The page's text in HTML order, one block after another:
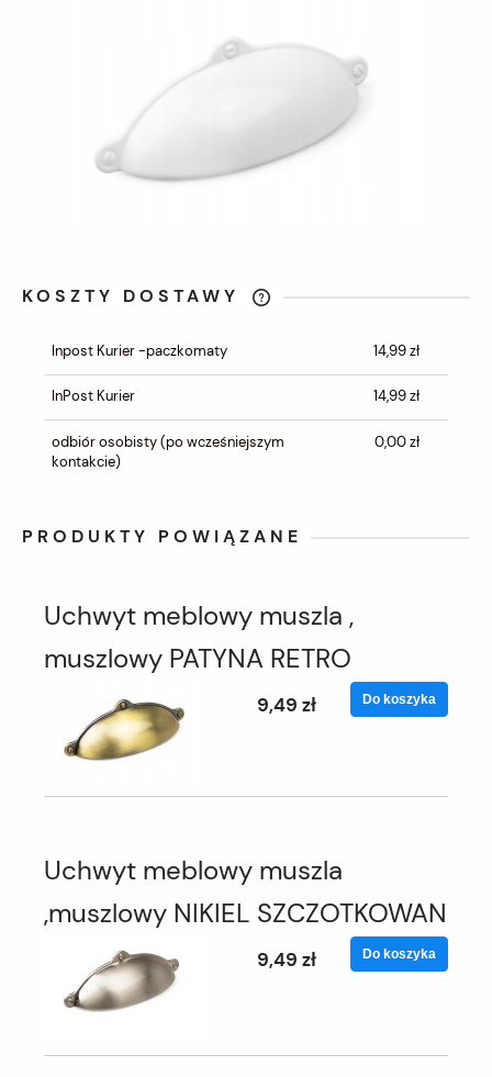
KOSZTY DOSTAWY
KOSZTÓW PŁATNOŚCI
Inpost Kurier -paczkomaty 14,99 zł
InPost Kurier 14,99 zł
odbiór osobisty(po wcześniejszym
kontakcie)
0,00 zł
PRODUKTY POWIĄZANE
Uchwyt meblowy muszla ,
muszlowy PATYNA RETRO
9,49 zł Do koszyka
Uchwyt meblowy muszla
,muszlowy NIKIEL SZCZOTKOWAN
9,49 zł Do koszyka